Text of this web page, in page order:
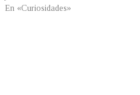
En «Curiosidades»